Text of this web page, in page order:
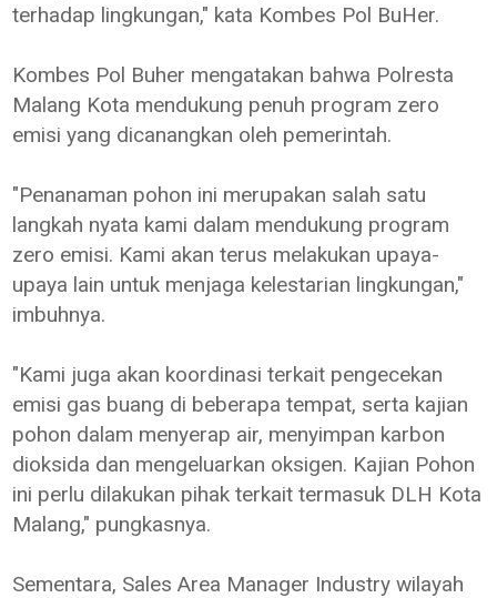
terhadap lingkungan," kata Kombes Pol BuHer.
Kombes Pol Buher mengatakan bahwa Polresta
Malang Kota mendukung penuh program zero
emisi yang dicanangkan oleh pemerintah.
"Penanaman pohon ini merupakan salah satu
langkah nyata kami dalam mendukung program
zero emisi. Kami akan terus melakukan upaya-
upaya lain untuk menjaga kelestarian lingkungan,"
imbuhnya.
"Kami juga akan koordinasi terkait pengecekan
emisi gas buang di beberapa tempat, serta kajian
pohon dalam menyerap air, menyimpan karbon
dioksida dan mengeluarkan oksigen. Kajian Pohon
ini perlu dilakukan pihak terkait termasuk DLH Kota
Malang," pungkasnya.
Sementara, Sales Area Manager Industry wilayah